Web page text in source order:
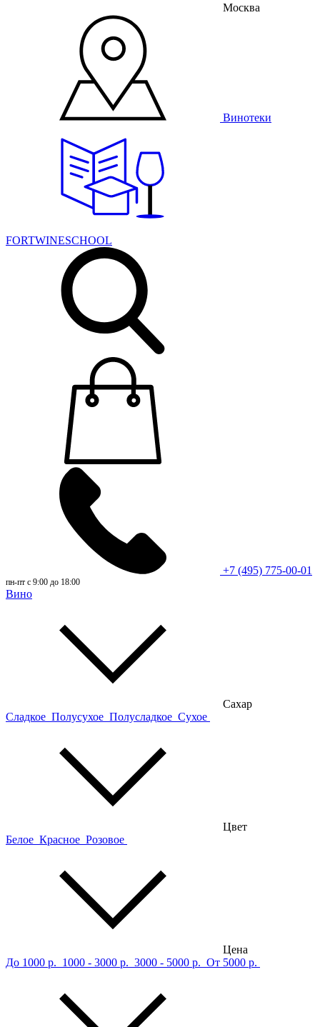
Москва
Винотеки
FORTWINESCHOOL
+7 (495) 775-00-01
пн-пт с 9:00 до 18:00
Вино
Сахар
Сладкое Полусухое Полусладкое Сухое
Цвет
Белое Красное Розовое
Цена
До 1000 р. 1000 - 3000 р. 3000 - 5000 р. От 5000 р.